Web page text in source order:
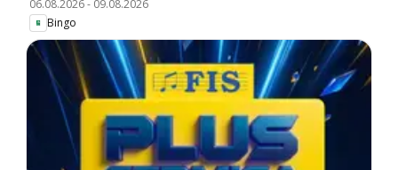
06.08.2026- 09.08.2026
Bingo